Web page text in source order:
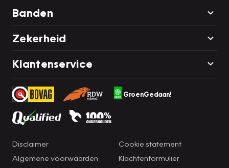
Banden
Zekerheid
Klantenservice
GroenGedaan!
Disclaimer
Algemene voorwaarden
Cookie statement
Klachtenformulier